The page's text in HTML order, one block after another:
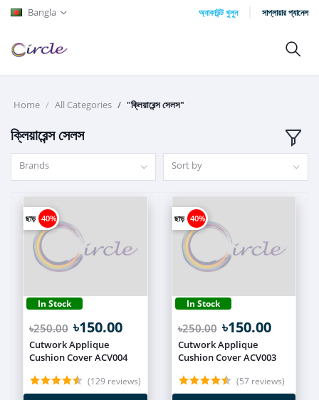
Bangla অ্যাকাউন্ট খুলুন সাপ্লায়ার প্যানেল
Home All Categories "ক্লিয়ারেন্স সেলস"
ক্লিয়ারেন্স সেলস
Brands Sort by
ছাড় 40%
In Stock
৳250.00 ৳150.00
Cutwork Applique
Cushion Cover ACV004
(129 reviews)
ছাড় 40%
In Stock
৳250.00 ৳150.00
Cutwork Applique
Cushion Cover ACV003
(57 reviews)